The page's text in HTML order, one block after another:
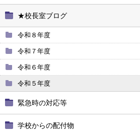
★校長室ブログ
令和８年度
令和７年度
令和６年度
令和５年度
緊急時の対応等
学校からの配付物